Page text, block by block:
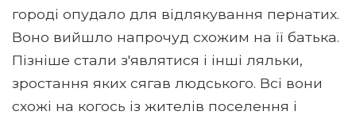
городі опудало для відлякування пернатих.
Воно вийшло напрочуд схожим на її батька.
Пізніше стали з'являтися і інші ляльки,
зростання яких сягав людського. Всі вони
схожі на когось із жителів поселення і